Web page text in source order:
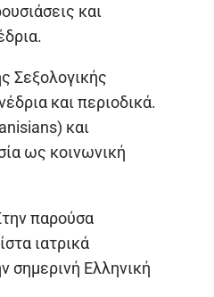
και
Σεξολογικής
και περιοδικά.
και
ως κοινωνική
παρούσα
ιατρικά
σημερινή Ελληνική